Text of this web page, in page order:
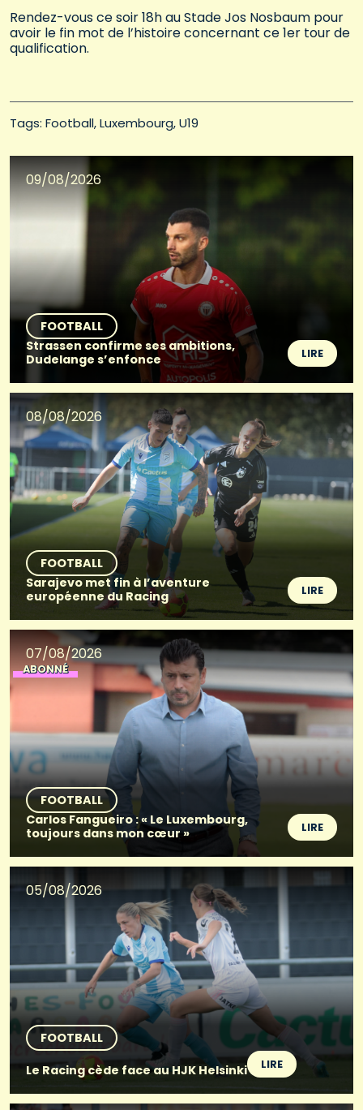
Rendez-vous ce soir 18h au Stade Jos Nosbaum pour
avoir le fin mot de l’histoire concernant ce 1er tour de
qualification.
Tags: Football Luxembourg U19
09/08/2026
FOOTBALL
Strassen confirme ses ambitions,
Dudelange s’enfonce
LIRE
08/08/2026
FOOTBALL
Sarajevo met fin à l’aventure
européenne du Racing
LIRE
07/08/2026
ABONNÉ
FOOTBALL
Carlos Fangueiro : « Le Luxembourg,
toujours dans mon cœur »
LIRE
05/08/2026
FOOTBALL
Le Racing cède face au HJK Helsinki
LIRE